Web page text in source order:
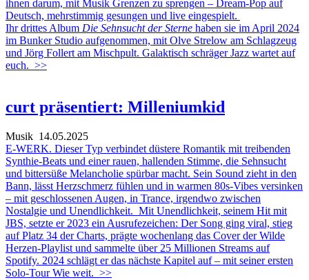
ihnen darum, mit Musik Grenzen zu sprengen – Dream-Pop auf
Deutsch, mehrstimmig gesungen und live eingespielt.
Ihr drittes Album Die Sehnsucht der Sterne haben sie im April 2024
im Bunker Studio aufgenommen, mit Olve Strelow am Schlagzeug
und Jörg Follert am Mischpult. Galaktisch schräger Jazz wartet auf
euch. >>
curt präsentiert: Milleniumkid
Musik 14.05.2025
E-WERK. Dieser Typ verbindet düstere Romantik mit treibenden
Synthie-Beats und einer rauen, hallenden Stimme, die Sehnsucht
und bittersüße Melancholie spürbar macht. Sein Sound zieht in den
Bann, lässt Herzschmerz fühlen und in warmen 80s-Vibes versinken
– mit geschlossenen Augen, in Trance, irgendwo zwischen
Nostalgie und Unendlichkeit. Mit Unendlichkeit, seinem Hit mit
JBS, setzte er 2023 ein Ausrufezeichen: Der Song ging viral, stieg
auf Platz 34 der Charts, prägte wochenlang das Cover der Wilde
Herzen-Playlist und sammelte über 25 Millionen Streams auf
Spotify. 2024 schlägt er das nächste Kapitel auf – mit seiner ersten
Solo-Tour Wie weit. >>